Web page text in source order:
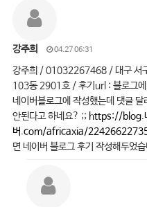
강주희 04.27 06:31
강주희 / 01032267468 / 대구 서
103동 2901호 / 후기url : 블로그에
네이버블로그에 작성했는데 댓글
안된다고 하네요? ;; https://blog.
버.com/africaxia/
면 네이버 블로그 후기 작성해두었